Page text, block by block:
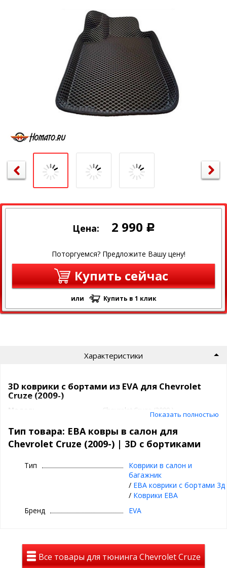
Цена: 2 990 Р
Поторгуемся? Предложите Вашу цену!
Купить сейчас
или Купить в 1 клик
Характеристики
3D коврики c бортами из EVA для Chevrolet
Cruze (2009-)
Модель
Chevrolet Cruze (2009-)
Коврики в салон из EVA материала с
бортиками для Chevrolet Cruze (2009-)
⊕бортына ЕВА ковриках
⊕ объединяют лучшие качества резиновых и
⊕ надежно фиксируются повторяя геометрию
⊕ легко чистятся и просты в уходе
Показать полностью
Тип товара: ЕВА ковры в салон для
Chevrolet Cruze (2009-) | 3D с бортиками
Тип
Коврики в салон и
багажник
/ ЕВА коврики с бортами 3д
/ Коврики ЕВА
Бренд
EVA
Все товары для тюнинга Chevrolet Cruze